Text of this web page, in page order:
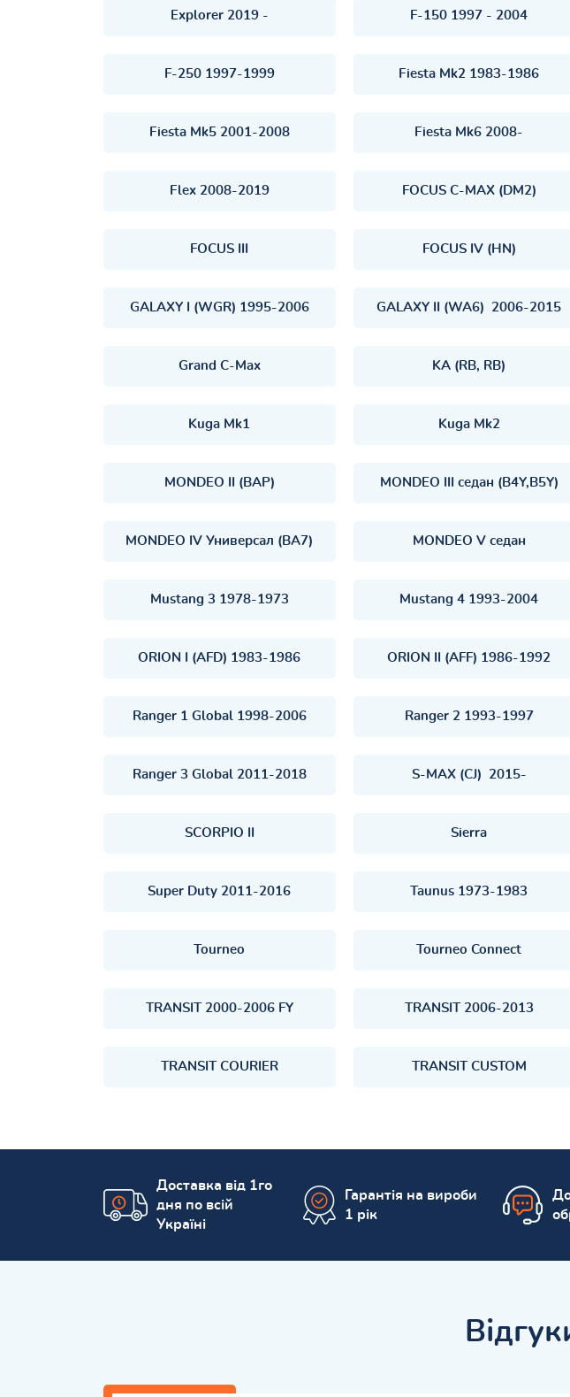
Explorer 2019 - F-150 1997 - 2004
F-250 1997-1999 Fiesta Mk2 1983-1986
Fiesta Mk5 2001-2008 Fiesta Mk6 2008-
Flex 2008-2019 FOCUS C-MAX (DM2)
FOCUS III FOCUS IV (HN)
GALAXY I (WGR) 1995-2006 GALAXY II (WA6) 2006-2015
Grand C-Max KA (RB, RB)
Kuga Mk1 Kuga Mk2
MONDEO II (BAP) MONDEO III седан (B4Y,B5Y)
MONDEO IV Универсал (BA7) MONDEO V седан
Mustang 3 1978-1973 Mustang 4 1993-2004
ORION I (AFD) 1983-1986 ORION II (AFF) 1986-1992
Ranger 1 Global 1998-2006 Ranger 2 1993-1997
Ranger 3 Global 2011-2018 S-MAX (CJ) 2015-
SCORPIO II Sierra
Super Duty 2011-2016 Taunus 1973-1983
Tourneo Tourneo Connect
TRANSIT 2000-2006 FY TRANSIT 2006-2013
TRANSIT COURIER TRANSIT CUSTOM
Доставка від 1го
дня по всій
Україні
Гарантія на вироби
1 рік